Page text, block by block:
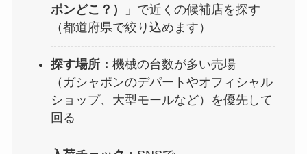
ポンどこ？）
」で近くの候補店を探す
（都道府県で絞り込めます）
探す場所： 機械の台数が多い売場
（ガシャポンのデパートやオフィシャル
ショップ、大型モールなど）を優先して
回る